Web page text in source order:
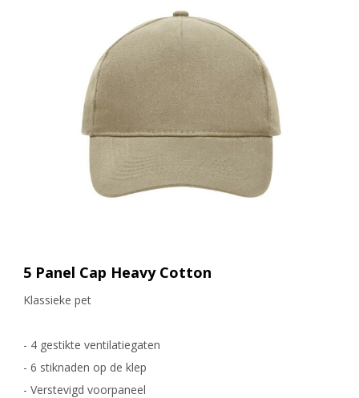
5 Panel Cap Heavy Cotton
Klassieke pet
- 4 gestikte ventilatiegaten
- 6 stiknaden op de klep
- Verstevigd voorpaneel